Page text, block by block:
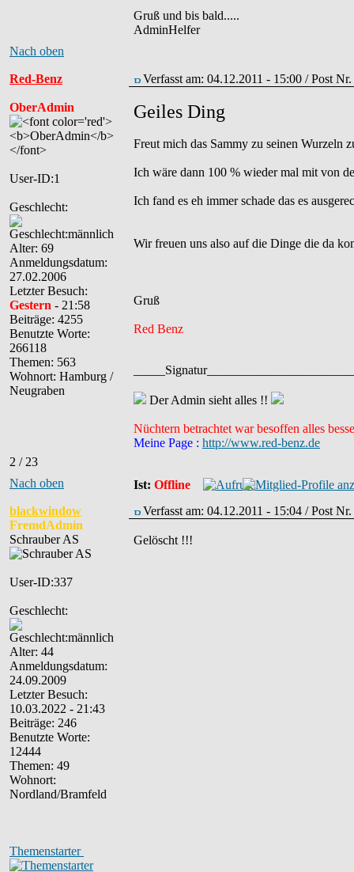
Gruß und bis bald.....
AdminHelfer
Nach oben
Red-Benz
OberAdmin
User-ID:1
Geschlecht:
Alter: 69
Anmeldungsdatum:
27.02.2006
Letzter Besuch:
Gestern - 21:58
Beiträge: 4255
Benutzte Worte:
266118
Themen: 563
Wohnort: Hamburg /
Neugraben
2 / 23
Verfasst am: 04.12.2011 - 15:00 / Post
Geiles Ding
Freut mich das Sammy zu seinen Wurzeln
Ich wäre dann 100 % wieder mal mit von
Ich fand es eh immer schade das es
Wir freuen uns also auf die Dinge die da
Gruß
Red Benz
Der Admin sieht alles !!
Nüchtern betrachtet war besoffen alles
Meine Page : http://www.red-benz.de
Nach oben Ist: Offline
blackwindow
FremdAdmin
Schrauber AS
User-ID:337
Geschlecht:
Alter: 44
Anmeldungsdatum:
24.09.2009
Letzter Besuch:
10.03.2022 - 21:43
Beiträge: 246
Benutzte Worte:
12444
Themen: 49
Wohnort:
Nordland/Bramfeld
Themenstarter
Verfasst am: 04.12.2011 - 15:04 / Post
Gelöscht !!!